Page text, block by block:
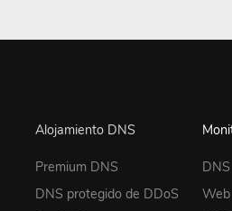
Alojamiento DNS
Premium DNS
DNS protegido de DDoS
DNS
Web